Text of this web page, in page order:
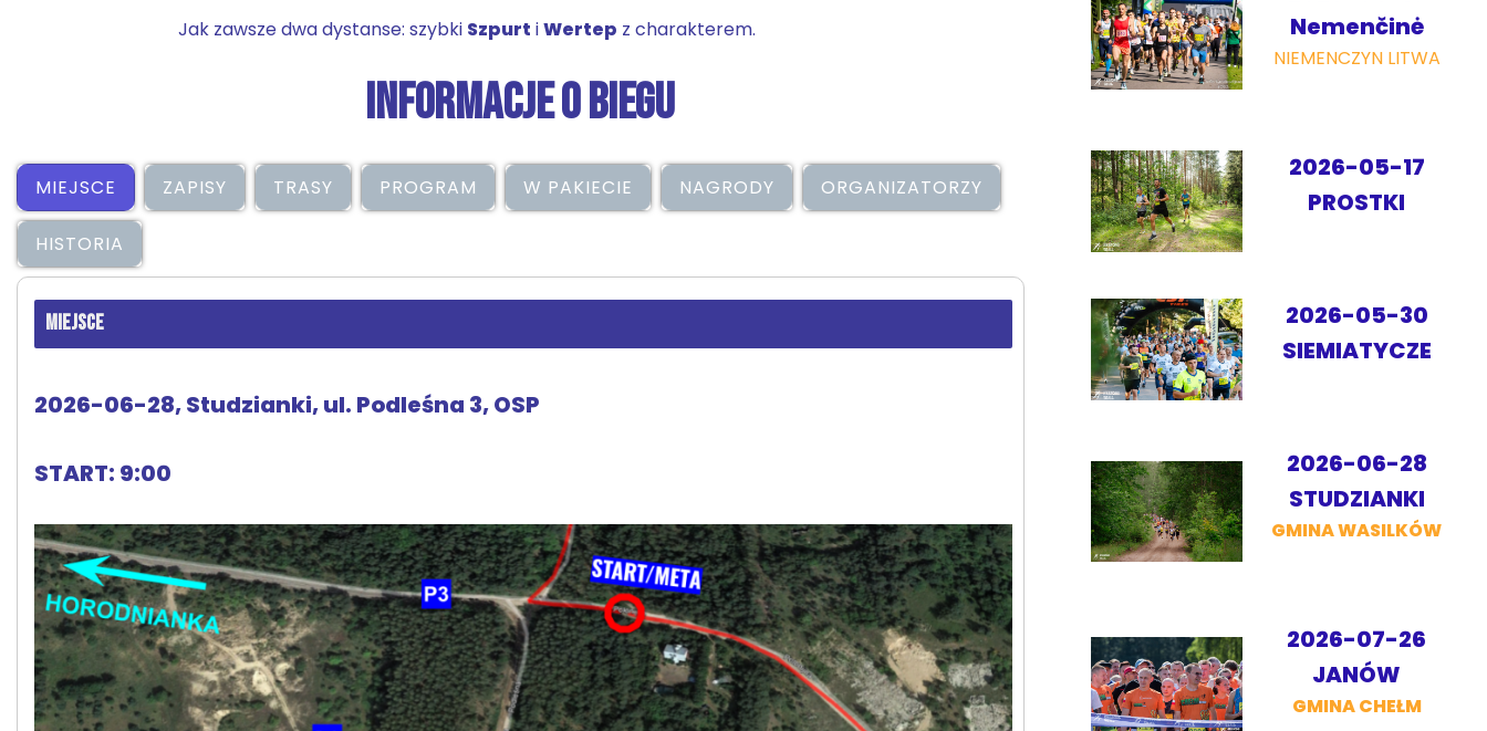
Jak zawsze dwa dystanse: szybki Szpurt iWertep z charakterem.
INFORMACJE O BIEGU
MIEJSCE ZAPISY TRASY PROGRAM W PAKIECIE NAGRODY ORGANIZATORZY
HISTORIA
MIEJSCE
2026-06-28, Studzianki, ul. Podleśna 3, OSP
START: 9:00
Nemenčinė
NIEMENCZYN LITWA
2026-05-17
PROSTKI
2026-05-30
SIEMIATYCZE
2026-06-28
STUDZIANKI
GMINA WASILKÓW
2026-07-26
JANÓW
GMINA CHEŁM